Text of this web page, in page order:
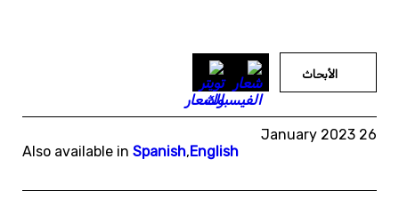
الأبحاث
26 January 2023
Also available in Spanish,English